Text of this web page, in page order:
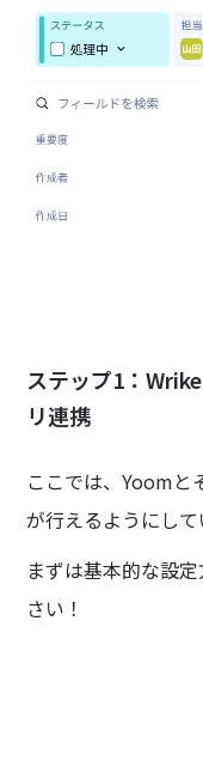
ステップ1：
リ連携
ここでは、Yoomと
が行えるようにして
まずは基本的な設
さい！